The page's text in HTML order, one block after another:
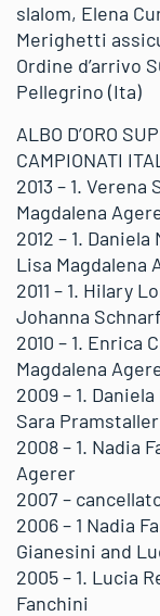
slalom, Elena
Merighetti
Ordine d’arrivo
Pellegrino (Ita)
ALBO D’ORO
CAMPIONATI
2013 – 1.
Magdalena
2012 – 1.
Lisa Magdalena
2011 – 1. Hilary
Johanna Schnarf
2010 – 1. Enrica
Magdalena
2009 – 1.
Sara Pramstaller
2008 – 1. Nadia
Agerer
2007 –
2006 – 1 Nadia
Gianesini and
2005 – 1. Lucia
Fanchini